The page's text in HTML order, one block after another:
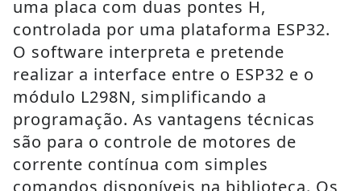
uma placa com duas pontes H,
controlada por uma plataforma ESP32.
O software interpreta e pretende
realizar a interface entre o ESP32 e o
módulo L298N, simplificando a
programação. As vantagens técnicas
são para o controle de motores de
corrente contínua com simples
comandos disponíveis na biblioteca. Os